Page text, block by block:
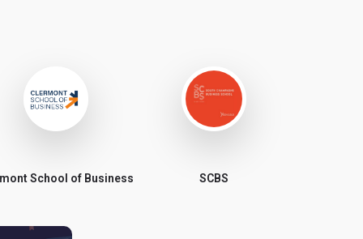
School of Business SCBS